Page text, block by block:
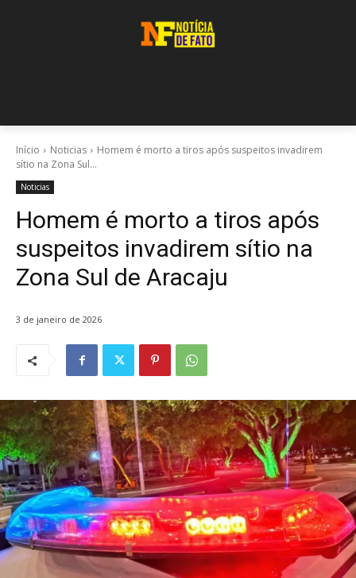
Início Noticias
Homem é morto a tiros após suspeitos invadirem
sítio na Zona Sul...
Noticias
Homem é morto a tiros após
suspeitos invadirem sítio na
Zona Sul de Aracaju
3 de janeiro de 2026